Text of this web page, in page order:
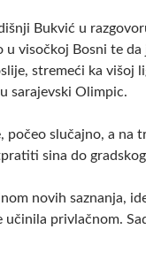
Bukvić u
u visočkoj Bosni te
stremeći ka višoj
sarajevski Olimpic.
počeo slučajno, a na
sina do
novih saznanja,
učinila privlačnom.